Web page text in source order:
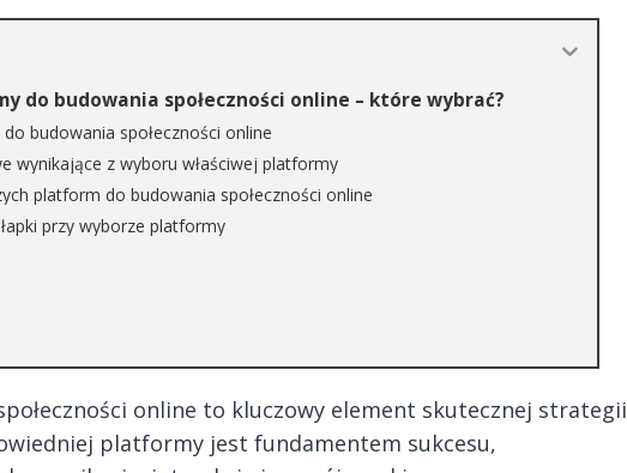
do budowania społeczności online – które wybrać?
budowania społeczności online
wynikające z wyboru właściwej platformy
platform do budowania społeczności online
przy wyborze platformy
online to kluczowy element skutecznej strategii
platformy jest fundamentem sukcesu,